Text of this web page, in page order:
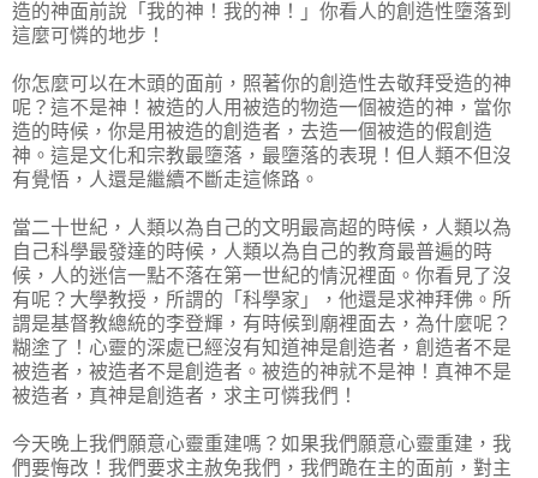
造的神面前說「我的神！我的神！」你看人的創造性墮落到
這麼可憐的地步！
你怎麼可以在木頭的面前，照著你的創造性去敬拜受造的神
呢？這不是神！被造的人用被造的物造一個被造的神，當你
造的時候，你是用被造的創造者，去造一個被造的假創造
神。這是文化和宗教最墮落，最墮落的表現！但人類不但沒
有覺悟，人還是繼續不斷走這條路。
當二十世紀，人類以為自己的文明最高超的時候，人類以為
自己科學最發達的時候，人類以為自己的教育最普遍的時
候，人的迷信一點不落在第一世紀的情況裡面。你看見了沒
有呢？大學教授，所謂的「科學家」，他還是求神拜佛。所
謂是基督教總統的李登輝，有時候到廟裡面去，為什麼呢？
糊塗了！心靈的深處已經沒有知道神是創造者，創造者不是
被造者，被造者不是創造者。被造的神就不是神！真神不是
被造者，真神是創造者，求主可憐我們！
今天晚上我們願意心靈重建嗎？如果我們願意心靈重建，我
們要悔改！我們要求主赦免我們，我們跪在主的面前，對主